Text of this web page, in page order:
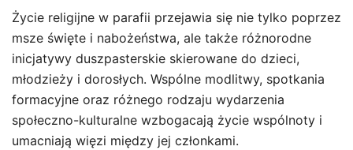
Życie religijne w parafii przejawia się nie tylko poprzez
msze święte i nabożeństwa, ale także różnorodne
inicjatywy duszpasterskie skierowane do dzieci,
młodzieży i dorosłych. Wspólne modlitwy, spotkania
formacyjne oraz różnego rodzaju wydarzenia
społeczno-kulturalne wzbogacają życie wspólnoty i
umacniają więzi między jej członkami.